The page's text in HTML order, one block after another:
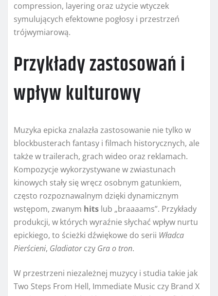
compression, layering oraz użycie wtyczek
symulujących efektowne pogłosy i przestrzeń
trójwymiarową.
Przykłady zastosowań i
wpływ kulturowy
Muzyka epicka znalazła zastosowanie nie tylko w
blockbusterach fantasy i filmach historycznych, ale
także w trailerach, grach wideo oraz reklamach.
Kompozycje wykorzystywane w zwiastunach
kinowych stały się wręcz osobnym gatunkiem,
często rozpoznawalnym dzięki dynamicznym
wstępom, zwanym hits lub „braaaams”. Przykłady
produkcji, w których wyraźnie słychać wpływ nurtu
epickiego, to ścieżki dźwiękowe do serii Władca
Pierścieni, Gladiatorczy Gra o tron.
W przestrzeni niezależnej muzycy i studia takie jak
Two Steps From Hell, Immediate Music czy Brand X